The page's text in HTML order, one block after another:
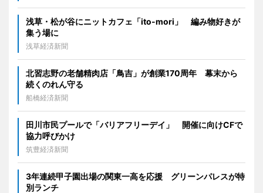
浅草・松が谷にニットカフェ「ito-mori」 編み物好きが
集う場に
浅草経済新聞
北習志野の老舗精肉店「鳥吉」が創業170周年 幕末から
続くのれん守る
船橋経済新聞
田川市民プールで「バリアフリーデイ」 開催に向けCFで
協力呼びかけ
筑豊経済新聞
3年連続甲子園出場の関東一高を応援 グリーンパレスが特
別ランチ